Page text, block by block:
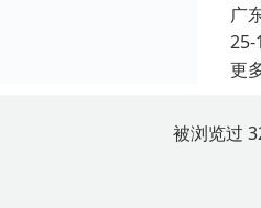
广
25-
更
被浏览过